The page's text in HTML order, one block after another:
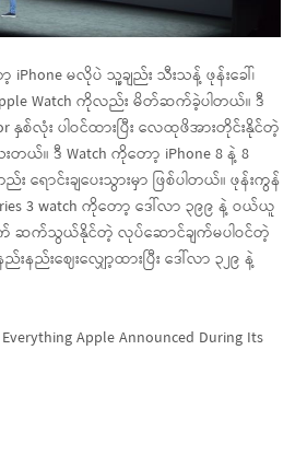
မလိုပဲ သူ့ချည်း သီးသန့် ဖုန်းခေါ်၊
Watch ကိုလည်း မိတ်ဆက်ခဲ့ပါတယ်။ ဒီ
နှစ်လုံး ပါဝင်ထားပြီး လေထုဖိအားတိုင်းနိုင်တဲ့
းတယ်။ ဒီ Watch ကိုတော့ iPhone 8 နဲ့ 8
ာင်းချပေးသွားမှာ ဖြစ်ပါတယ်။ ဖုန်းကွန်
3 watch ကိုတော့ ဒေါ်လာ ၃၉၉ နဲ့ ဝယ်ယူ
ယက် ဆက်သွယ်နိုင်တဲ့ လုပ်ဆောင်ချက်မပါဝင်တဲ့
းနည်းဈေးလျှော့ထားပြီး ဒေါ်လာ ၃၂၉ နဲ့
Everything Apple Announced During Its